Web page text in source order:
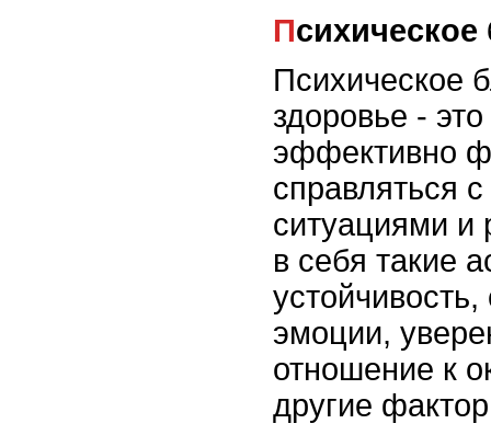
Психическое
здоровье -
эффективно
справляться
ситуациями и
в себя такие
эмоции,
отношение к
другие